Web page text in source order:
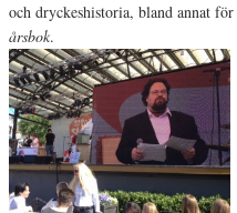
och dryckeshistoria, bland annat för
årsbok.